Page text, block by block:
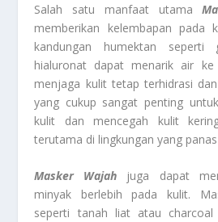
Salah satu manfaat utama
memberikan kelembapan pada
kandungan humektan seperti
hialuronat dapat menarik air
menjaga kulit tetap terhidrasi
yang cukup sangat penting
kulit dan mencegah kulit
terutama di lingkungan yang
Masker Wajah juga dapat
minyak berlebih pada kulit.
seperti tanah liat atau